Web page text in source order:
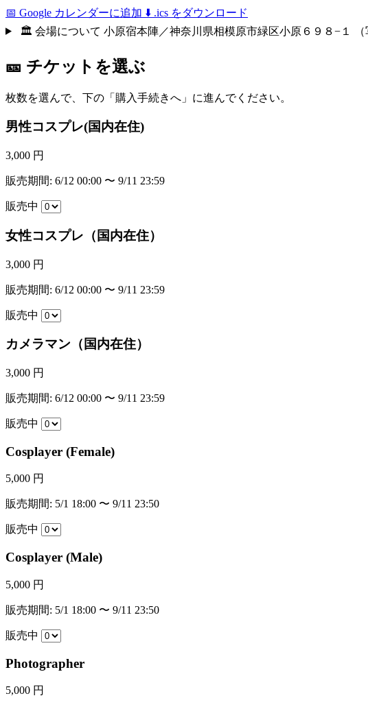
📅 Google カレンダーに追加 ⬇️ .ics をダウンロード
🏛 会場について 小原宿本陣／神奈川県相模原市緑区小原６９８−１
🎫 チケットを選ぶ
枚数を選んで、下の「購入手続きへ」に進んでください。
男性コスプレ(国内在住)
3,000 円
販売期間: 6/12 00:00 〜 9/11 23:59
販売中
女性コスプレ（国内在住）
3,000 円
販売期間: 6/12 00:00 〜 9/11 23:59
販売中
カメラマン（国内在住）
3,000 円
販売期間: 6/12 00:00 〜 9/11 23:59
販売中
Cosplayer (Female)
5,000 円
販売期間: 5/1 18:00 〜 9/11 23:50
販売中
Cosplayer (Male)
5,000 円
販売期間: 5/1 18:00 〜 9/11 23:50
販売中
Photographer
5,000 円